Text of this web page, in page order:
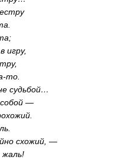
игру,
то
судьбой…
собой —
схожий, —
жаль!